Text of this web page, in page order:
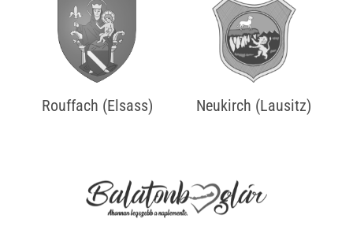
Rouffach (Elsass) Neukirch (Lausitz)